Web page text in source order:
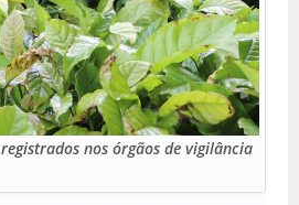
registrados nos órgãos de vigilância